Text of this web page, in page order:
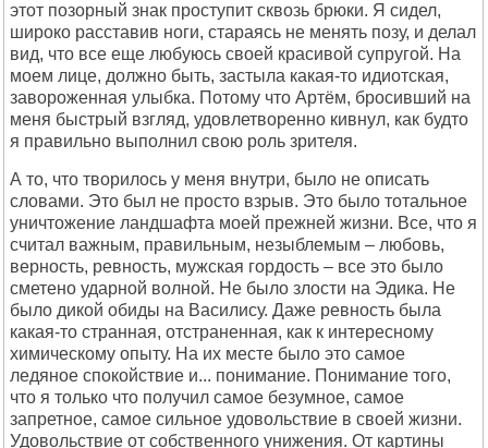
этот позорный знак проступит сквозь брюки. Я сидел,
широко расставив ноги, стараясь не менять позу, и делал
вид, что все еще любуюсь своей красивой супругой. На
моем лице, должно быть, застыла какая-то идиотская,
завороженная улыбка. Потому что Артём, бросивший на
меня быстрый взгляд, удовлетворенно кивнул, как будто
я правильно выполнил свою роль зрителя.
А то, что творилось у меня внутри, было не описать
словами. Это был не просто взрыв. Это было тотальное
уничтожение ландшафта моей прежней жизни. Все, что я
считал важным, правильным, незыблемым – любовь,
верность, ревность, мужская гордость – все это было
сметено ударной волной. Не было злости на Эдика. Не
было дикой обиды на Василису. Даже ревность была
какая-то странная, отстраненная, как к интересному
химическому опыту. На их месте было это самое
ледяное спокойствие и... понимание. Понимание того,
что я только что получил самое безумное, самое
запретное, самое сильное удовольствие в своей жизни.
Удовольствие от собственного унижения. От картины